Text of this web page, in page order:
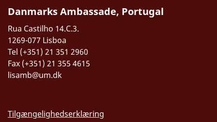
Danmarks Ambassade, Portugal
Rua Castilho 14.C.3.
1269-077 Lisboa
Tel (+351) 21 351 2960
Fax (+351) 21 355 4615
lisamb@um.dk
Tilgængelighedserklæring